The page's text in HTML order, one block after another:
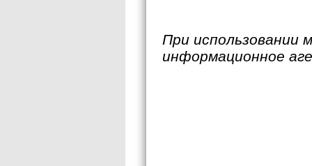
При использовании
информационное